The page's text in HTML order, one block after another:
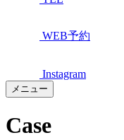
WEB予約
Instagram
メニュー
Case